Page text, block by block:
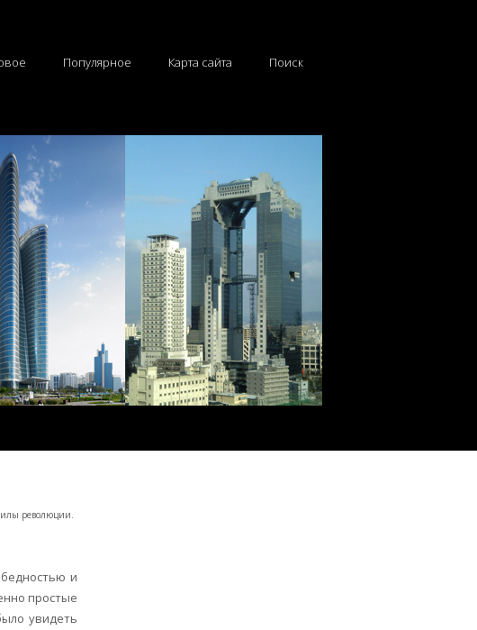
Популярное Карта сайта Поиск
революции.
и
простые
увидеть